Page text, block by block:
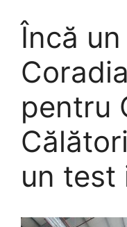
Încă
pentru
un test